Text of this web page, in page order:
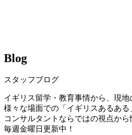
Blog
スタッフブログ
イギリス留学・教育事情から、現地
様々な場面での「イギリスあるあ
コンサルタントならではの視点から
毎週金曜日更新中！